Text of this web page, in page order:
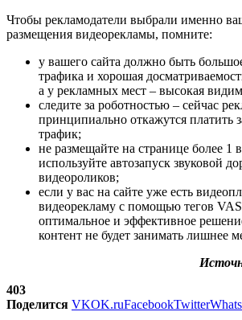
Чтобы рекламодатели выбрали именно
размещения видеорекламы, помните:
у вашего сайта должно быть
трафика и хорошая
а у рекламных мест – высокая
следите за роботностью – сейчас
принципиально откажутся платить
трафик;
не размещайте на странице более 1
используйте автозапуск звуковой
видеороликов;
если у вас на сайте уже есть
видеорекламу с помощью тегов
оптимальное и эффективное
контент не будет занимать лишнее
403
Поделится VKOK.ruFacebookTwitter